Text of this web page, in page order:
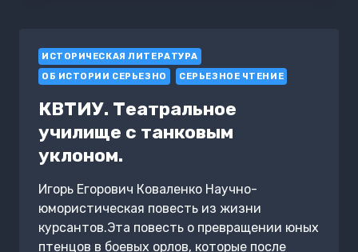
В
РОССИИ.
ЧАСТЬ
II
ИСТОРИЧЕСКАЯ ЛИТЕРАТУРА
ОБ ИСТОРИИ СЕРЬЕЗНО
СЕРЬЕЗНОЕ ЧТЕНИЕ
КВТИУ. Театральное
училище с танковым
уклоном.
Игорь Егорович Коваленко Научно-
юмористическая повесть из жизни
курсантов.Эта повесть о превращении юных
птенцов в боевых орлов, которые после